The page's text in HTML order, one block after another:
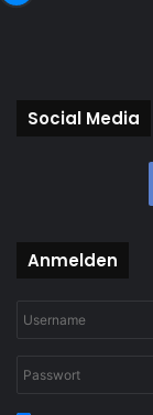
Social Media
Anmelden